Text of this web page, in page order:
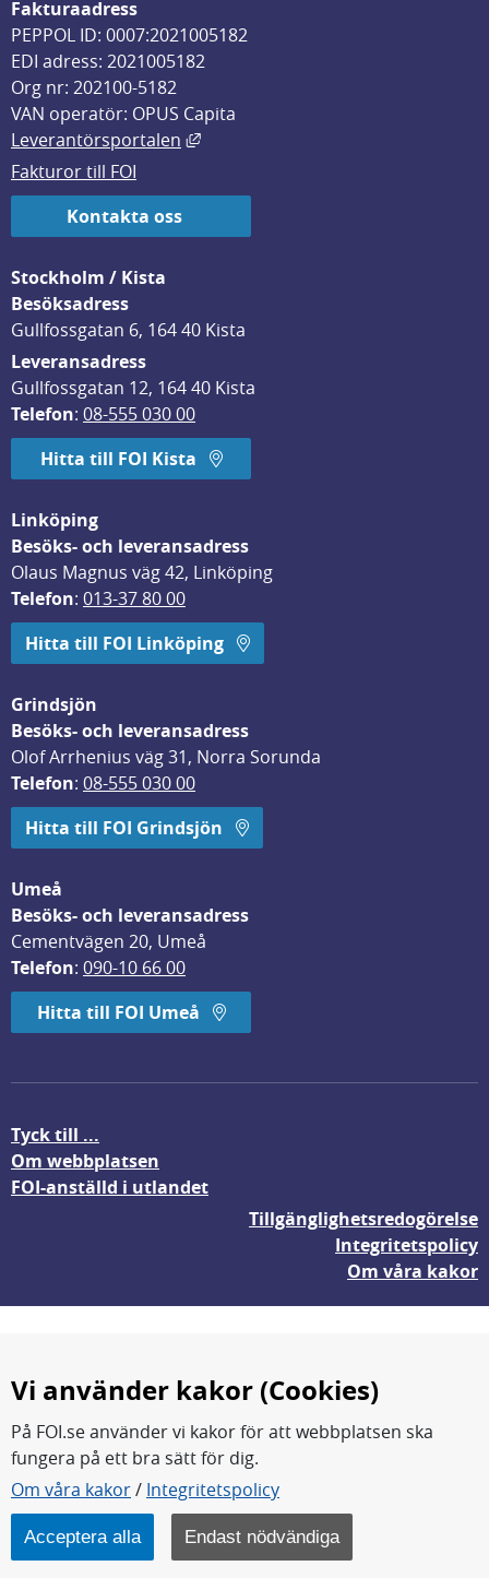
Fakturaadress
PEPPOL ID: 0007:2021005182
EDI adress: 2021005182
Org nr: 202100-5182
VAN operatör: OPUS Capita
Leverantörsportalen
Länk till annan webbplats, öppnas
Fakturor till FOI
Kontakta oss
Stockholm / Kista
Besöksadress
Gullfossgatan 6, 164 40 Kista
Leveransadress
Gullfossgatan 12, 164 40 Kista
Telefon: 08-555 030 00
Hitta till FOI Kista
Linköping
Besöks- och leveransadress
Olaus Magnus väg 42, Linköping
Telefon: 013-37 80 00
Hitta till FOI Linköping
Grindsjön
Besöks- och leveransadress
Olof Arrhenius väg 31, Norra Sorunda
Telefon: 08-555 030 00
Hitta till FOI Grindsjön
Umeå
Besöks- och leveransadress
Cementvägen 20, Umeå
Telefon: 090-10 66 00
Hitta till FOI Umeå
Tyck till ...
Om webbplatsen
FOI-anställd i utlandet
Tillgänglighetsredogörelse
Integritetspolicy
Om våra kakor
FOI forskar för en säkrare värld.
FOI:s kärnverksamhet är forskning, metod- och
teknikutveckling samt analyser och studier.
Myndigheten ligger under Försvarsdepartementet.
Vi använder kakor (Cookies)
På FOI.se använder vi kakor för att webbplatsen ska
fungera på ett bra sätt för dig.
Om våra kakor/ Integritetspolicy
Acceptera alla Endast nödvändiga